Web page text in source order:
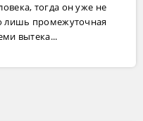
тогда он уже не
лишь промежуточная
вытека...